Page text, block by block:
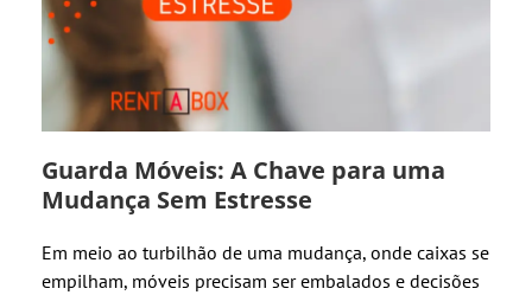
Guarda Móveis: A Chave para uma
Mudança Sem Estresse
Em meio ao turbilhão de uma mudança, onde caixas se
empilham, móveis precisam ser embalados e decisões